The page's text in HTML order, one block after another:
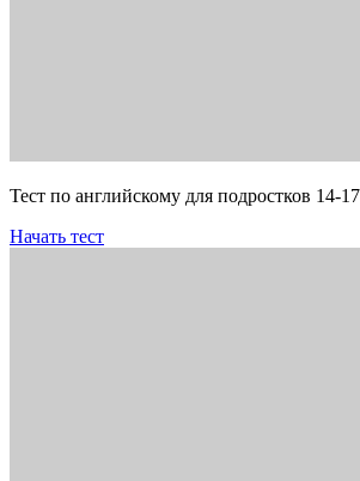
Тест по английскому для подростков 14-
Начать тест